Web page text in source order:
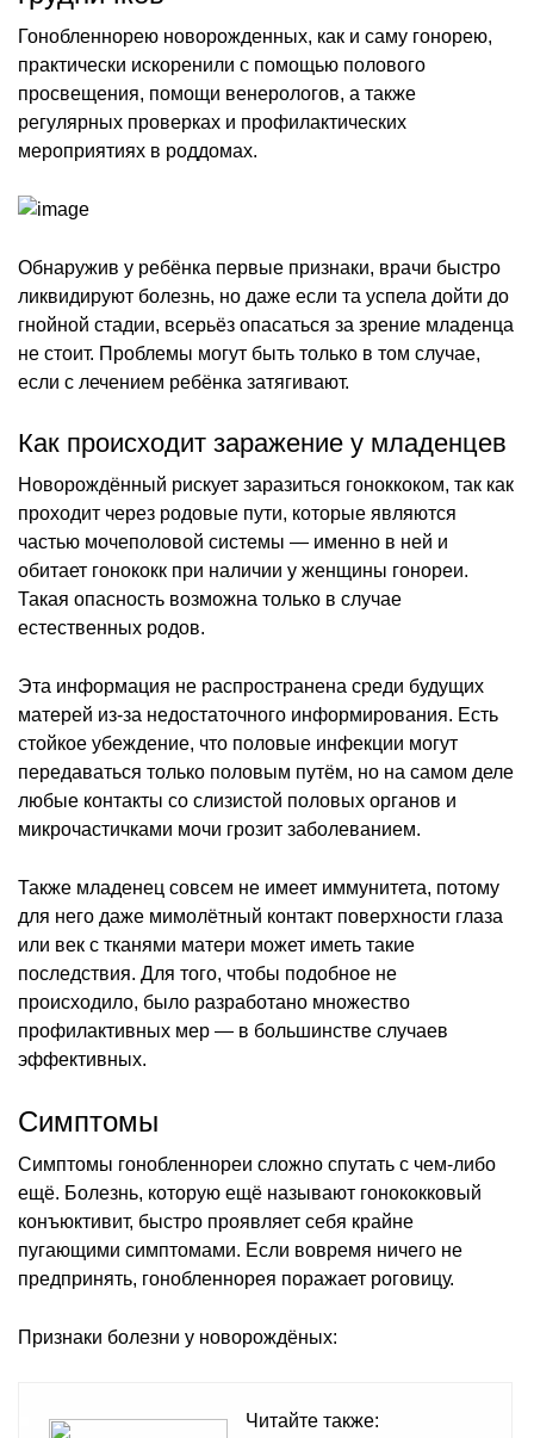
Гонобленнорею новорожденных, как и саму гонорею,
практически искоренили с помощью полового
просвещения, помощи венерологов, а также
регулярных проверках и профилактических
мероприятиях в роддомах.
Обнаружив у ребёнка первые признаки, врачи быстро
ликвидируют болезнь, но даже если та успела дойти до
гнойной стадии, всерьёз опасаться за зрение младенца
не стоит. Проблемы могут быть только в том случае,
если с лечением ребёнка затягивают.
Как происходит заражение у младенцев
Новорождённый рискует заразиться гоноккоком, так как
проходит через родовые пути, которые являются
частью мочеполовой системы — именно в ней и
обитает гонококк при наличии у женщины гонореи.
Такая опасность возможна только в случае
естественных родов.
Эта информация не распространена среди будущих
матерей из-за недостаточного информирования. Есть
стойкое убеждение, что половые инфекции могут
передаваться только половым путём, но на самом деле
любые контакты со слизистой половых органов и
микрочастичками мочи грозит заболеванием.
Также младенец совсем не имеет иммунитета, потому
для него даже мимолётный контакт поверхности глаза
или век с тканями матери может иметь такие
последствия. Для того, чтобы подобное не
происходило, было разработано множество
профилактивных мер — в большинстве случаев
эффективных.
Симптомы
Симптомы гонобленнореи сложно спутать с чем-либо
ещё. Болезнь, которую ещё называют гонококковый
конъюктивит, быстро проявляет себя крайне
пугающими симптомами. Если вовремя ничего не
предпринять, гонобленнорея поражает роговицу.
Признаки болезни у новорождёных:
Читайте также: